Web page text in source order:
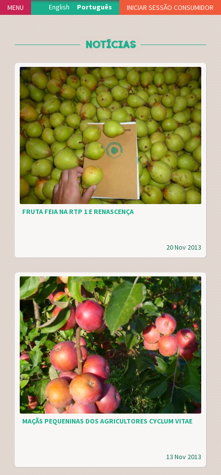
Jump to navigation
MENU INICIAR SESSÃO CONSUMIDOR
PROJECTO
DELEGAÇÕES
FUNCIONAMENTO
ADERIR
NOTÍCIAS
VIDEOTECA
APOIOS
FAQS
MERCH
CONTACTO
English Português
NOTÍCIAS
20 Nov 2013
FRUTA FEIA NA RTP 1 E RENASCENÇA
13 Nov 2013
MAÇÃS PEQUENINAS DOS AGRICULTORES CYCLUM VITAE